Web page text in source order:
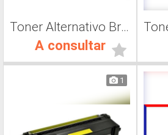
Toner Alternativo Brother TN 316K, Impresora Láser
A consultar
1